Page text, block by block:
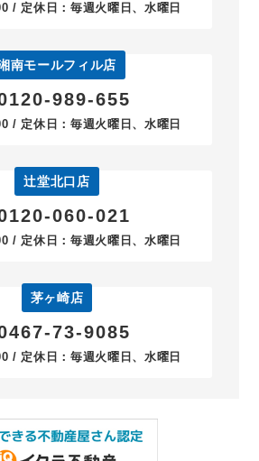
/ 定休日：毎週火曜日、水曜日
南モールフィル店
989-655
/ 定休日：毎週火曜日、水曜日
辻堂北口店
060-021
/ 定休日：毎週火曜日、水曜日
茅ヶ崎店
73-9085
/ 定休日：毎週火曜日、水曜日